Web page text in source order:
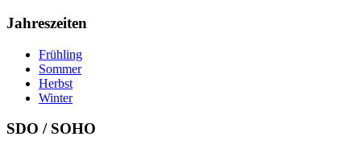
Jahreszeiten
Frühling
Sommer
Herbst
Winter
SDO / SOHO